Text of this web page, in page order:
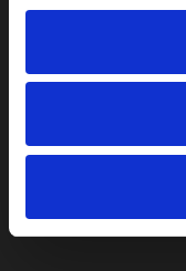
festivaluri
Pentru copii